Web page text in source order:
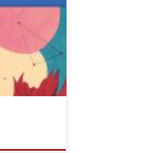
catorce
de